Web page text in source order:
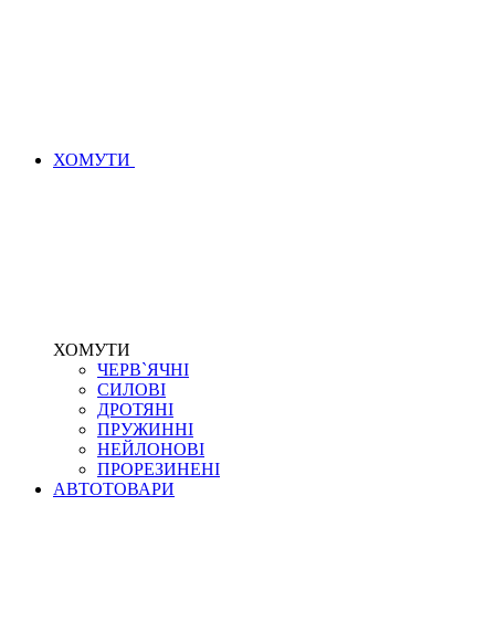
ХОМУТИ
ХОМУТИ
ЧЕРВ`ЯЧНІ
СИЛОВІ
ДРОТЯНІ
ПРУЖИННІ
НЕЙЛОНОВІ
ПРОРЕЗИНЕНІ
АВТОТОВАРИ